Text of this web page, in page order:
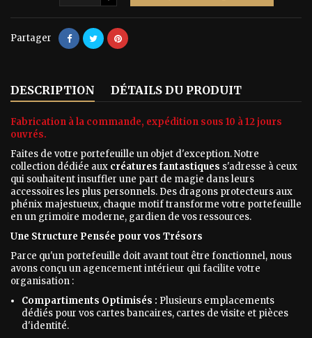
Partager
DESCRIPTION DÉTAILS DU PRODUIT
Fabrication à la commande, expédition sous 10 à 12 jours
ouvrés.
Faites de votre portefeuille un objet d'exception. Notre
collection dédiée aux créatures fantastiques s'adresse à ceux
qui souhaitent insuffler une part de magie dans leurs
accessoires les plus personnels. Des dragons protecteurs aux
phénix majestueux, chaque motif transforme votre portefeuille
en un grimoire moderne, gardien de vos ressources.
Une Structure Pensée pour vos Trésors
Parce qu'un portefeuille doit avant tout être fonctionnel, nous
avons conçu un agencement intérieur qui facilite votre
organisation :
Compartiments Optimisés : Plusieurs emplacements
dédiés pour vos cartes bancaires, cartes de visite et pièces
d'identité.